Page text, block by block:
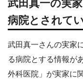
武田真一の実
病院とされて
武田真一さんの実家
る病院とする情報が
外科医院」が実家に